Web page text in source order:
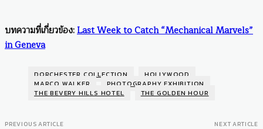
บทความที่เกี่ยวข้อง:Last Week to Catch “Mechanical Marvels”
in Geneva
DORCHESTER COLLECTION
HOLLYWOOD
MARCO WALKER
PHOTOGRAPHY EXHIBITION
THE BEVERY HILLS HOTEL
THE GOLDEN HOUR
PREVIOUS ARTICLE NEXT ARTICLE